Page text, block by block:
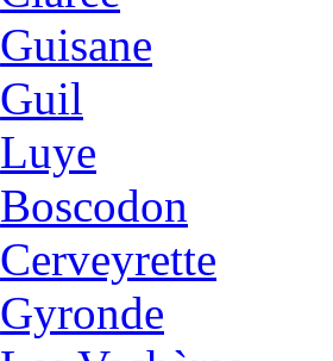
Guisane
Guil
Luye
Boscodon
Cerveyrette
Gyronde